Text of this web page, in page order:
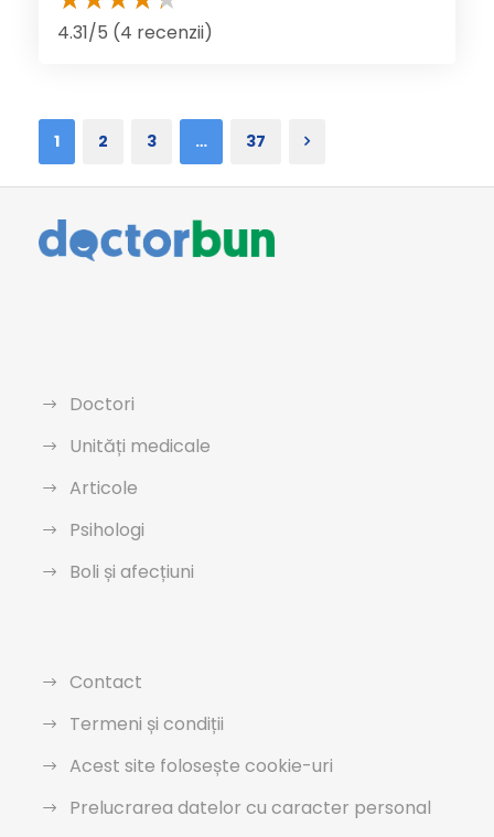
4.31/5 (4 recenzii)
1 2 3 … 37
Doctori
Unități medicale
Articole
Psihologi
Boli și afecțiuni
Contact
Termeni și condiții
Acest site folosește cookie-uri
Prelucrarea datelor cu caracter personal